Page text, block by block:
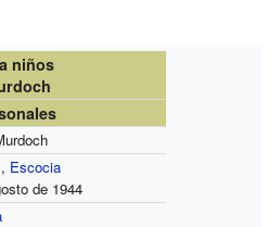
niños
, Escocia
de 1944